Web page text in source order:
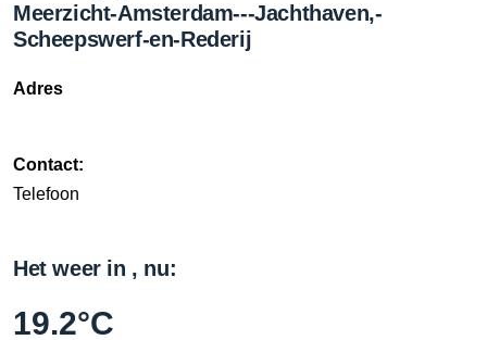
Meerzicht-Amsterdam---Jachthaven,-
Scheepswerf-en-Rederij
Adres
Contact:
Telefoon
Het weer in , nu:
19.2°C